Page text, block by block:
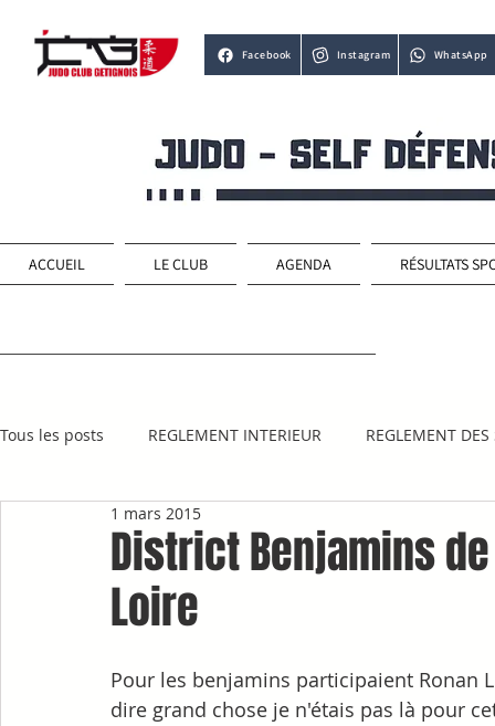
Facebook Instagram WhatsApp
ACCUEIL LE CLUB AGENDA RÉSULTATS
Tous les posts REGLEMENT INTERIEUR REGLEMENT DES
District Benjamins
Loire
1 mars 2015
Pour les benjamins participaient Ronan
dire grand chose je n'étais pas là pour